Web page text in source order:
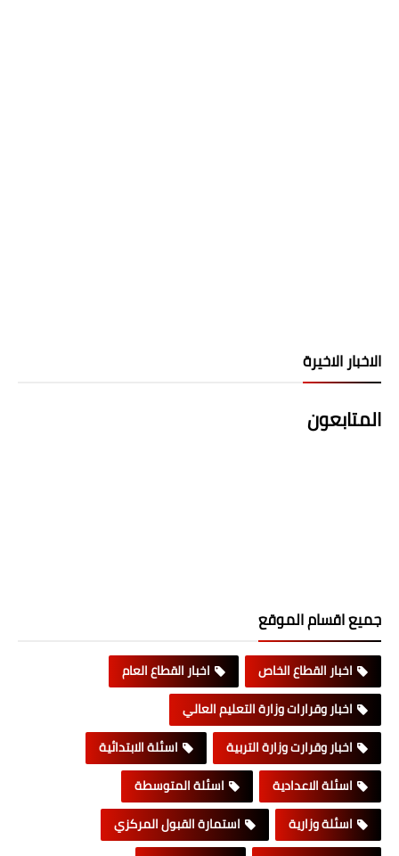
الاخبار الاخيرة
المتابعون
جميع اقسام الموقع
اخبار القطاع الخاص
اخبار القطاع العام
اخبار وقرارات وزارة التعليم العالي
اخبار وقرارت وزارة التربية
اسئلة الابتدائية
اسئلة الاعدادية
اسئلة المتوسطة
اسئلة وزارية
استمارة القبول المركزي